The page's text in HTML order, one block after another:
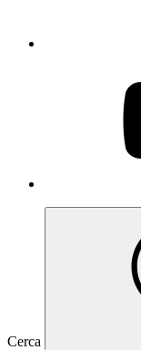
Cerca